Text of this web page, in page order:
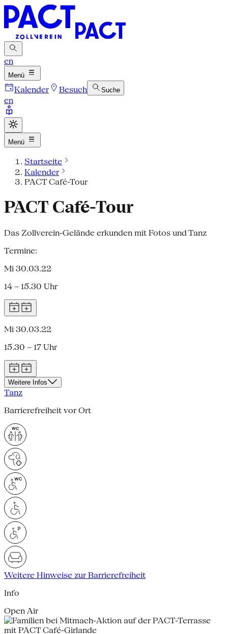
en
Menü
Kalender Besuch Suche
en
Menü
Startseite
Kalender
PACT Café-Tour
PACT Café-Tour
Das Zollverein-Gelände erkunden mit Fotos und Tanz
Termine:
Mi 30.03.22
14 – 15.30 Uhr
Mi 30.03.22
15.30 – 17 Uhr
Weitere Infos
Tanz
Barrierefreiheit vor Ort
Weitere Hinweise zur Barrierefreiheit
Info
Open Air